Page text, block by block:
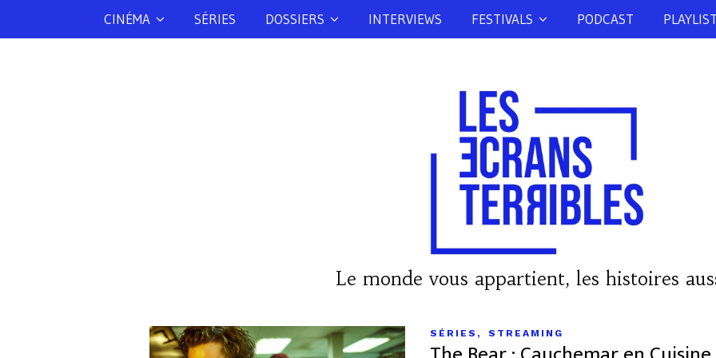
CINÉMA SÉRIES DOSSIERS INTERVIEWS FESTIVALS PODCAST
Le monde vous appartient, les histoires
SÉRIES , STREAMING